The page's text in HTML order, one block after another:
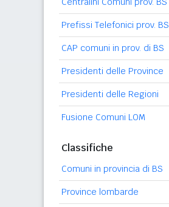
Prefissi Telefonici prov. BS
CAP comuni in prov. di BS
Presidenti delle Province
Presidenti delle Regioni
Fusione Comuni LOM
Classifiche
Comuni in provincia di BS
Province lombarde